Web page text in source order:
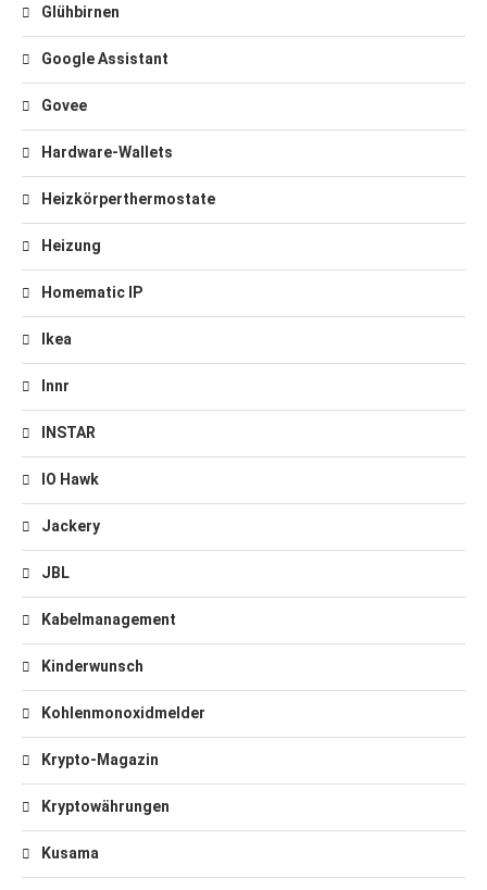
Glühbirnen
Google Assistant
Govee
Hardware-Wallets
Heizkörperthermostate
Heizung
Homematic IP
Ikea
Innr
INSTAR
IO Hawk
Jackery
JBL
Kabelmanagement
Kinderwunsch
Kohlenmonoxidmelder
Krypto-Magazin
Kryptowährungen
Kusama